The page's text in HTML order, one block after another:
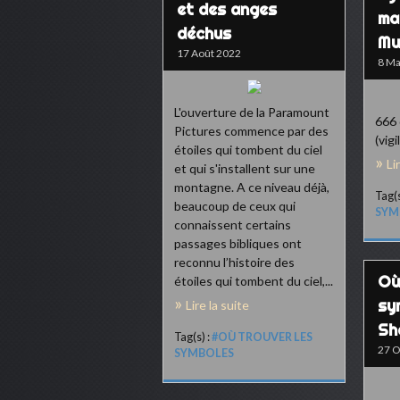
et des anges
déchus
17 Août 2022
L'ouverture de la Paramount
Pictures commence par des
étoiles qui tombent du ciel
et qui s'installent sur une
montagne. A ce niveau déjà,
beaucoup de ceux qui
connaissent certains
passages bibliques ont
reconnu l’histoire des
étoiles qui tombent du ciel,...
Lire la suite
Tag(s) :#OÙ TROUVER LES
SYMBOLES
8
666
27